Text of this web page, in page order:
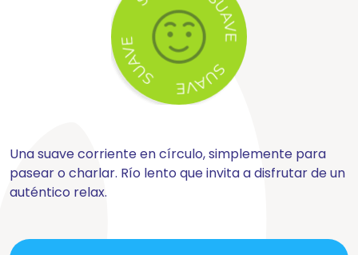
Una suave corriente en círculo, simplemente para
pasear o charlar. Río lento que invita a disfrutar de un
auténtico relax.